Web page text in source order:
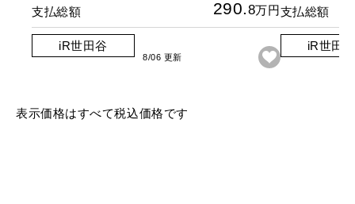
支払総額 290.8万円
iR世田谷
8/06 更新
支払総額
iR世田
表示価格はすべて税込価格です